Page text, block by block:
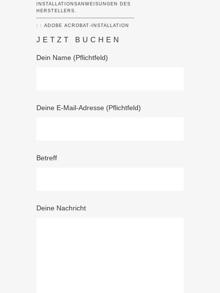
INSTALLATIONSANWEISUNGEN DES
HERSTELLERS.
: : ADOBE ACROBAT-INSTALLATION
JETZT BUCHEN
Dein Name (Pflichtfeld)
Deine E-Mail-Adresse (Pflichtfeld)
Betreff
Deine Nachricht